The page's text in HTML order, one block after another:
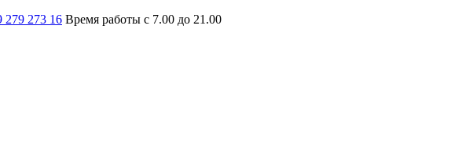
279 273 16 Время работы с 7.00 до 21.00